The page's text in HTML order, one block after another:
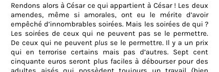
Rendons alors à César ce qui appartient à César ! Les deux
amendes, même si amorales, ont eu le mérite d’avoir
empêché d’innombrables soirées. Mais les soirées de qui ?
Les soirées de ceux qui ne peuvent pas se le permettre.
De ceux qui ne peuvent plus se le permettre. Il y a un prix
qui en terrorise certains mais pas d’autres. Sept cent
cinquante euros seront plus faciles à débourser pour des